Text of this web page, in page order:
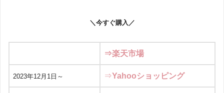
＼今すぐ購入／
⇒楽天市場
2023年12月1日～ ⇒Yahooショッピング